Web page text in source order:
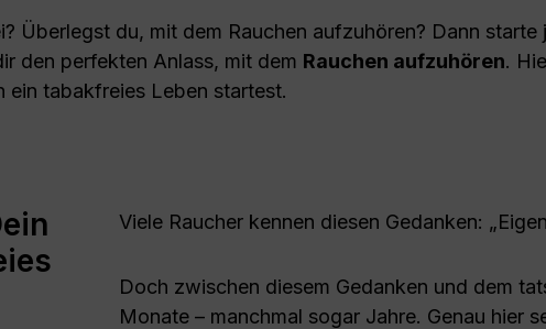
Überlegst du, mit dem Rauchen aufzuhören? Dann
den perfekten Anlass, mit dem Rauchen aufzuhören.
ein tabakfreies Leben startest.
Viele Raucher kennen diesen Gedanken:
Doch zwischen diesem Gedanken und dem
Monate – manchmal sogar Jahre. Genau hier